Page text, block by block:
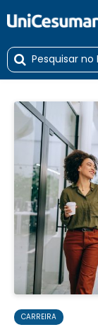
CARREIRA